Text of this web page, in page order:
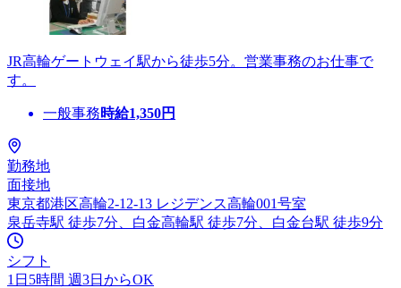
JR高輪ゲートウェイ駅から徒歩5分。営業事務のお仕事で
す。
一般事務時給1,350円
勤務地
面接地
東京都港区高輪2-12-13 レジデンス高輪001号室
泉岳寺駅 徒歩7分、白金高輪駅 徒歩7分、白金台駅 徒歩9分
シフト
1日5時間 週3日からOK